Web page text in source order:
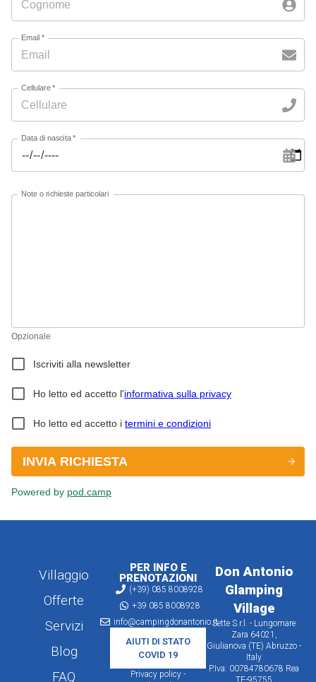
Don Antonio
Glamping
Village
Sette S.r.l. - Lungomare
Zara 64021,
Giulianova (TE) Abruzzo -
Italy
P.Iva: 00784780678 Rea
TE-95755
Villaggio
Offerte
Servizi
Blog
FAQ
PER INFO E
PRENOTAZIONI
(+39) 085 8008928
+39 085 8008928
info@campingdonantonio.it
AIUTI DI STATO
COVID 19
Privacy policy -